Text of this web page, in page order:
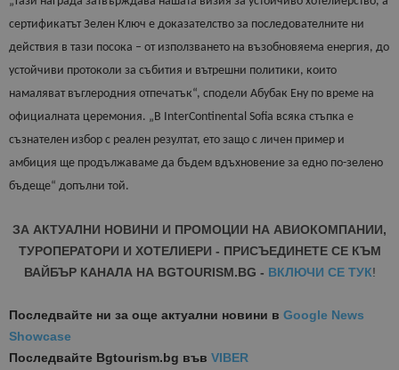
сертификатът Зелен Ключ е доказателство за последователните ни
действия в тази посока – от използването на възобновяема енергия, до
устойчиви протоколи за събития и вътрешни политики, които
намаляват въглеродния отпечатък“, сподели Абубак Ену по време на
официалната церемония. „В InterContinental Sofia всяка стъпка е
съзнателен избор с реален резултат, ето защо с личен пример и
амбиция ще продължаваме да бъдем вдъхновение за едно по-зелено
бъдеще“ допълни той.
ЗА АКТУАЛНИ НОВИНИ И ПРОМОЦИИ НА АВИОКОМПАНИИ,
ТУРОПЕРАТОРИ И ХОТЕЛИЕРИ - ПРИСЪЕДИНЕТЕ СЕ КЪМ
ВАЙБЪР КАНАЛА НА BGTOURISM.BG - ВКЛЮЧИ СЕ ТУК!
Последвайте ни за още актуални новини в Google News
Showcase
Последвайте Bgtourism.bg във VIBER